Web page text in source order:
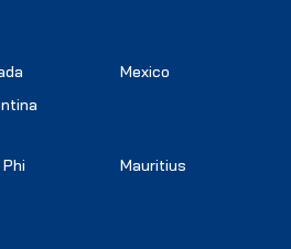
Mexico
Mauritius